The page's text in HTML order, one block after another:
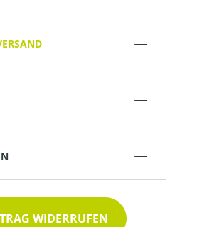
WIDERRUFEN